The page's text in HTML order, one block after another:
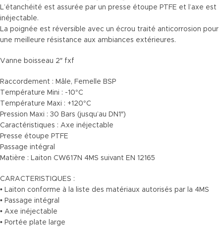
L’étanchéité est assurée par un presse étoupe PTFE et l’axe est
inéjectable.
La poignée est réversible avec un écrou traité anticorrosion pour
une meilleure résistance aux ambiances extérieures.
Vanne boisseau 2″ fxf
Raccordement : Mâle, Femelle BSP
Température Mini : -10°C
Température Maxi : +120°C
Pression Maxi : 30 Bars (jusqu’au DN1″)
Caractéristiques : Axe inéjectable
Presse étoupe PTFE
Passage intégral
Matière : Laiton CW617N 4MS suivant EN 12165
CARACTERISTIQUES :
• Laiton conforme à la liste des matériaux autorisés par la 4MS
• Passage intégral
• Axe inéjectable
• Portée plate large